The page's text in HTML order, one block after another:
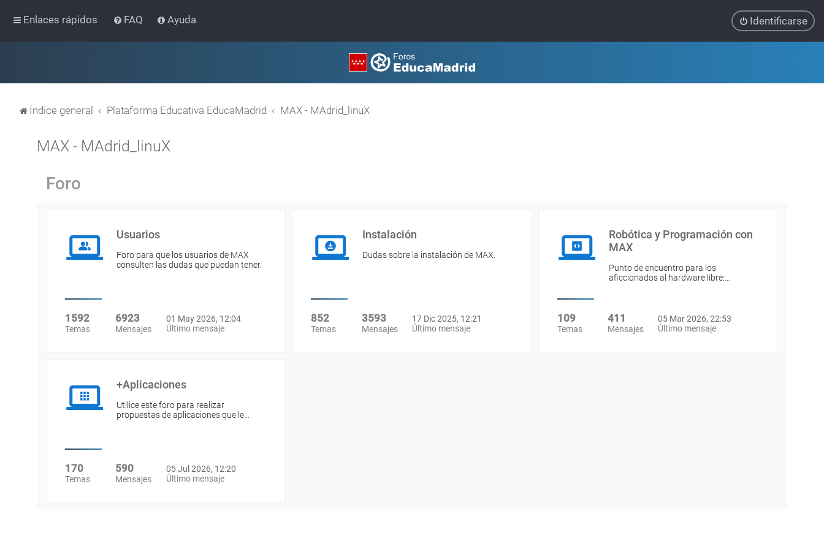
Enlaces rápidos FAQ Ayuda Identificarse
Índice general Plataforma Educativa EducaMadrid MAX - MAdrid_linuX
MAX - MAdrid_linuX
Foro
Usuarios
Foro para que los usuarios de MAX
consulten las dudas que puedan tener.
1592
Temas
6923
Mensajes
01 May 2026, 12:04
Último mensaje
Instalación
Dudas sobre la instalación de MAX.
852
Temas
3593
Mensajes
17 Dic 2025, 12:21
Último mensaje
Robótica y Programación con
MAX
Punto de encuentro para los
aficcionados al hardware libre:…
109
Temas
411
Mensajes
05 Mar 2026, 22:53
Último mensaje
+Aplicaciones
Utilice este foro para realizar
propuestas de aplicaciones que le…
170
Temas
590
Mensajes
05 Jul 2026, 12:20
Último mensaje